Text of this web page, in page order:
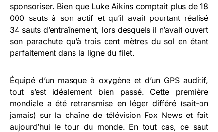
sponsoriser. Bien que Luke Aikins comptait plus de 18
000 sauts à son actif et qu’il avait pourtant réalisé
34 sauts d’entraînement, lors desquels il n’avait ouvert
son parachute qu’à trois cent mètres du sol en étant
parfaitement dans la ligne du filet.
Équipé d’un masque à oxygène et d’un GPS auditif,
tout s’est idéalement bien passé. Cette première
mondiale a été retransmise en léger différé (sait-on
jamais) sur la chaîne de télévision Fox News et fait
aujourd’hui le tour du monde. En tout cas, ce saut